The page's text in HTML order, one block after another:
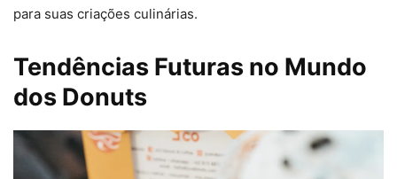
para suas criações culinárias.
Tendências Futuras no Mundo
dos Donuts